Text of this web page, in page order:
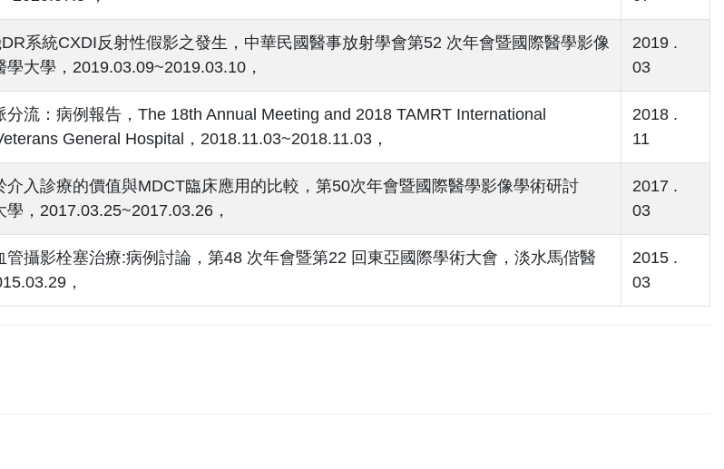
系統CXDI反射性假影之發生，中華民國醫事放射學會第52 次年會暨國際醫學影像
大學，2019.03.09~2019.03.10，
2019 .
03
流：病例報告，The 18th Annual Meeting and 2018 TAMRT International
General Hospital，2018.11.03~2018.11.03，
2018 .
11
介入診療的價值與MDCT臨床應用的比較，第50次年會暨國際醫學影像學術研討
，2017.03.25~2017.03.26，
2017 .
03
管攝影栓塞治療:病例討論，第48 次年會暨第22 回東亞國際學術大會，淡水馬偕醫
，
2015 .
03